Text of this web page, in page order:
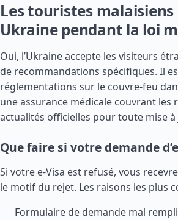
Les touristes
Ukraine pendant la loi
Oui, l’Ukraine accepte les visiteurs
de recommandations spécifiques. Il
réglementations sur le couvre-feu
une assurance médicale couvrant les
actualités officielles pour toute mise
Que faire si votre demande
Si votre e-Visa est refusé, vous
le motif du rejet. Les raisons les plus
Formulaire de demande mal